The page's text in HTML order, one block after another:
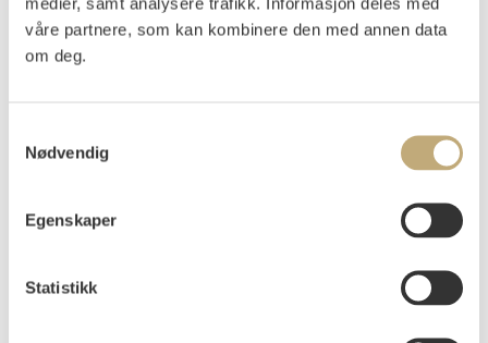
våre partnere, som kan kombinere den med annen data
om deg.
Nødvendig
Egenskaper
Statistikk
Signert og datert oppe på midten: malet. av.
Kunstmaleren. Bendik Riis Dec. 1959
UTSTILT:
Galleri Buttekvern, 1981 kat.nr. 8
Vurdering
NOK 40 000–60 000